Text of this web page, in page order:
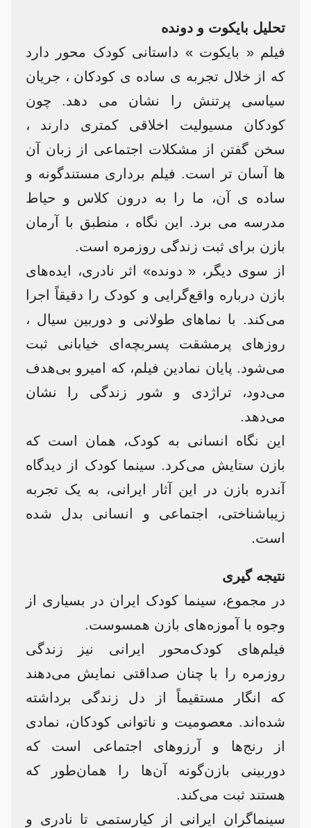
تحلیل بایکوت و دونده
فیلم « بایکوت » داستانی کودک محور دارد
که از خلال تجربه ی ساده ی کودکان ، جریان
سیاسی پرتنش را نشان می دهد. چون
کودکان مسیولیت اخلاقی کمتری دارند ،
سخن گفتن از مشکلات اجتماعی از زبان آن
ها آسان تر است. فیلم برداری مستندگونه و
ساده ی آن، ما را به درون کلاس و حیاط
مدرسه می برد. این نگاه ، منطبق با آرمان
بازن برای ثبت زندگی روزمره است.
از سوی دیگر، « دونده» اثر نادری، ایده‌های
بازن درباره واقع‌گرایی و کودک را دقیقاً اجرا
می‌کند. با نماهای طولانی و دوربین سیال ،
روزهای پرمشقت پسربچه‌ای خیابانی ثبت
می‌شود. پایان نمادین فیلم، که امیرو بی‌هدف
می‌دود، تراژدی و شور زندگی را نشان
می‌دهد.
این نگاه انسانی به کودک، همان است که
بازن ستایش می‌کرد. سینما کودک از دیدگاه
آندره بازن در این آثار ایرانی، به یک تجربه
زیباشناختی، اجتماعی و انسانی بدل شده
است.
نتیجه گیری
در مجموع، سینما کودک ایران در بسیاری از
وجوه‌ با آموزه‌های بازن همسوست.
فیلم‌های کودک‌محور ایرانی نیز زندگی
روزمره را با چنان صداقتی نمایش می‌دهند
که انگار مستقیماً از دل زندگی برداشته
شده‌اند. معصومیت و ناتوانی کودکان، نمادی
از رنج‌ها و آرزوهای اجتماعی است که
دوربینی بازن‌گونه آن‌ها را همان‌طور که
هستند ثبت می‌کند.
سینماگران ایرانی از کیارستمی تا نادری و